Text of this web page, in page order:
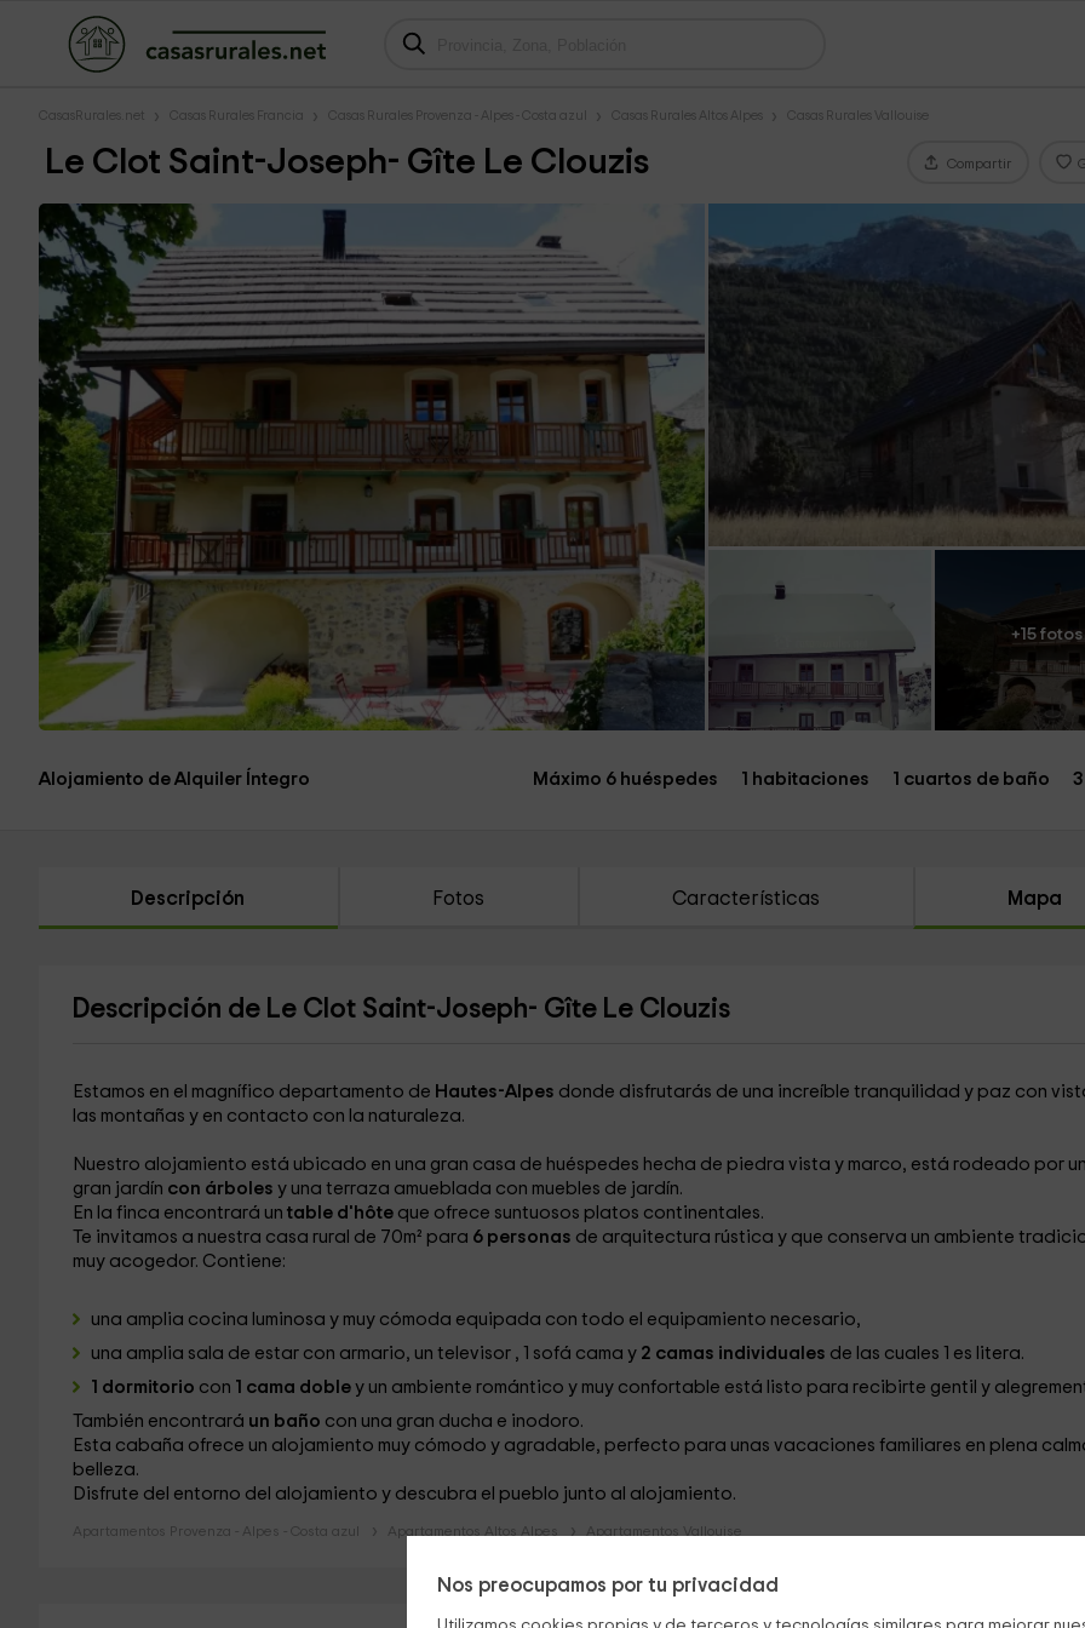
Nos preocupamos por tu privacidad
CasasRurales.net Casas Rurales Francia Casas Rurales Provenza - Alpes - Costa azul Casas Rurales Altos Alpes Casas Rurales Vallouise
Le Clot Saint-Joseph- Gîte Le Clouzis Compartir
+15 fotos
Alojamiento de Alquiler Íntegro Máximo 6 huéspedes 1 habitaciones 1 cuartos de baño
Descripción Fotos Características Mapa
Descripción de Le Clot Saint-Joseph- Gîte Le Clouzis
Estamos en el magnífico departamento de Hautes-Alpes donde disfrutarás de una increíble tranquilidad y paz con
las montañas y en contacto con la naturaleza.
Nuestro alojamiento está ubicado en una gran casa de huéspedes hecha de piedra vista y marco, está rodeado por
gran jardín con árboles y una terraza amueblada con muebles de jardín.
En la finca encontrará un table d'hôte que ofrece suntuosos platos continentales.
Te invitamos a nuestra casa rural de 70m² para 6 personas de arquitectura rústica y que conserva un ambiente
muy acogedor. Contiene:
una amplia cocina luminosa y muy cómoda equipada con todo el equipamiento necesario,
una amplia sala de estar con armario, un televisor , 1 sofá cama y 2 camas individuales de las cuales 1 es litera.
1 dormitorio con 1 cama doble y un ambiente romántico y muy confortable está listo para recibirte gentil y
También encontrará un baño con una gran ducha e inodoro.
Esta cabaña ofrece un alojamiento muy cómodo y agradable, perfecto para unas vacaciones familiares en plena
belleza.
Disfrute del entorno del alojamiento y descubra el pueblo junto al alojamiento.
Apartamentos Provenza - Alpes - Costa azul Apartamentos Altos Alpes Apartamentos Vallouise